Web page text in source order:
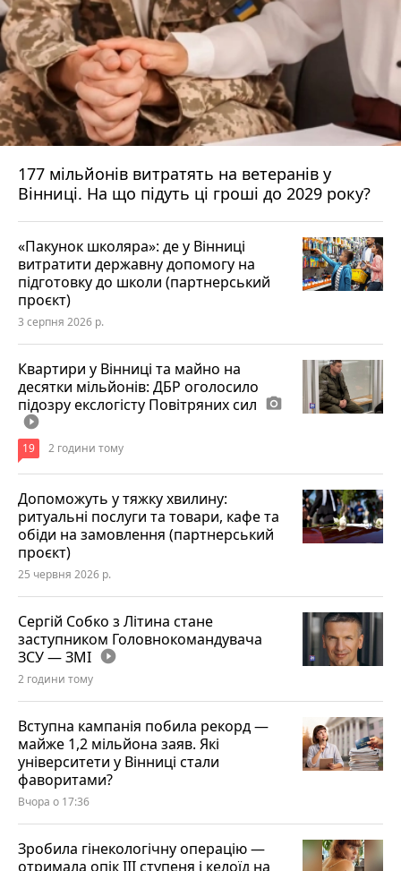
177 мільйонів витратять на ветеранів у
Вінниці. На що підуть ці гроші до 2029 року?
«Пакунок школяра»: де у Вінниці
витратити державну допомогу на
підготовку до школи (партнерський
проєкт)
3 серпня 2026 р.
Квартири у Вінниці та майно на
десятки мільйонів: ДБР оголосило
підозру екслогісту Повітряних сил photo_camera
play_circle_filled
19 2 години тому
Допоможуть у тяжку хвилину:
ритуальні послуги та товари, кафе та
обіди на замовлення (партнерський
проєкт)
25 червня 2026 р.
Сергій Собко з Літина стане
заступником Головнокомандувача
ЗСУ — ЗМІ play_circle_filled
2 години тому
Вступна кампанія побила рекорд —
майже 1,2 мільйона заяв. Які
університети у Вінниці стали
фаворитами?
Вчора о 17:36
Зробила гінекологічну операцію —
отримала опік ІІІ ступеня і келоїд на